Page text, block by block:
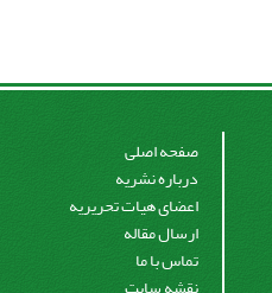
صفحه اصلی
درباره نشریه
اعضای هیات تحریریه
ارسال مقاله
تماس با ما